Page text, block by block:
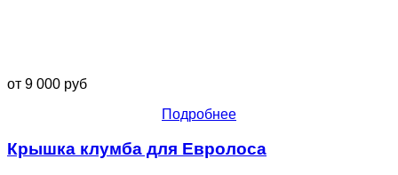
от 9 000 руб
Подробнее
Крышка клумба для Евролоса